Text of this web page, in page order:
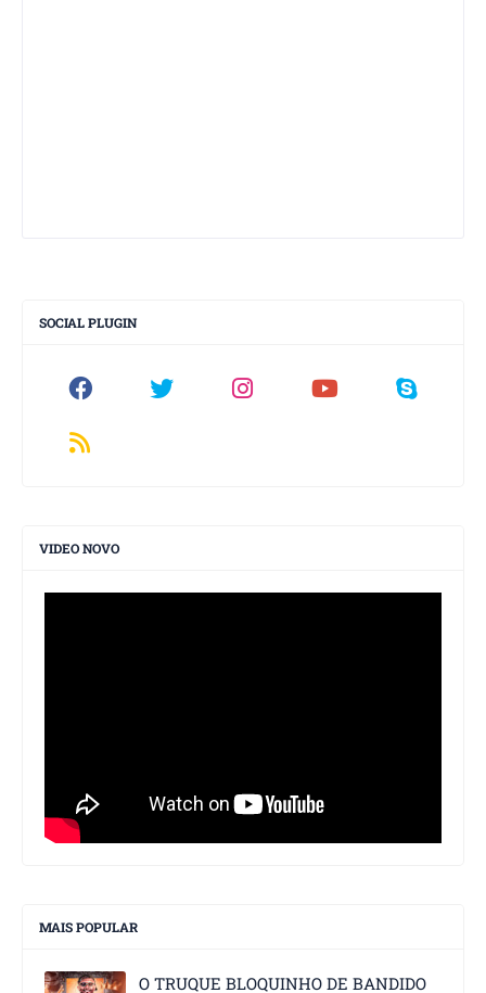
SOCIAL PLUGIN
VIDEO NOVO
MAIS POPULAR
O TRUQUE BLOQUINHO DE BANDIDO